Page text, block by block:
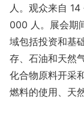
人。观众来自
000 人。展会期
域包括投资和基
存、石油和天然
化合物原料开采
燃料的使用、天